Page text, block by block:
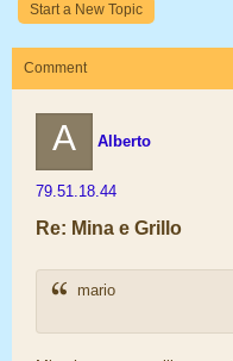
Start a New Topic
Comment
A Alberto
79.51.18.44
Re: Mina e Grillo
mario